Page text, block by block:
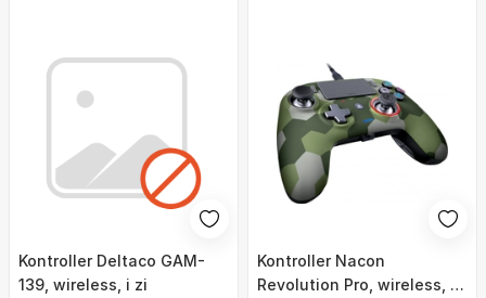
Kontroller Deltaco GAM-
139, wireless, i zi
Kontroller Nacon
Revolution Pro, wireless, i